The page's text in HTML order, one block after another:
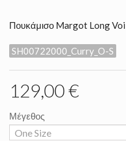
Πουκάμισο Margot Long
SH00722000_Curry_O-S
129,00 €
Μέγεθος